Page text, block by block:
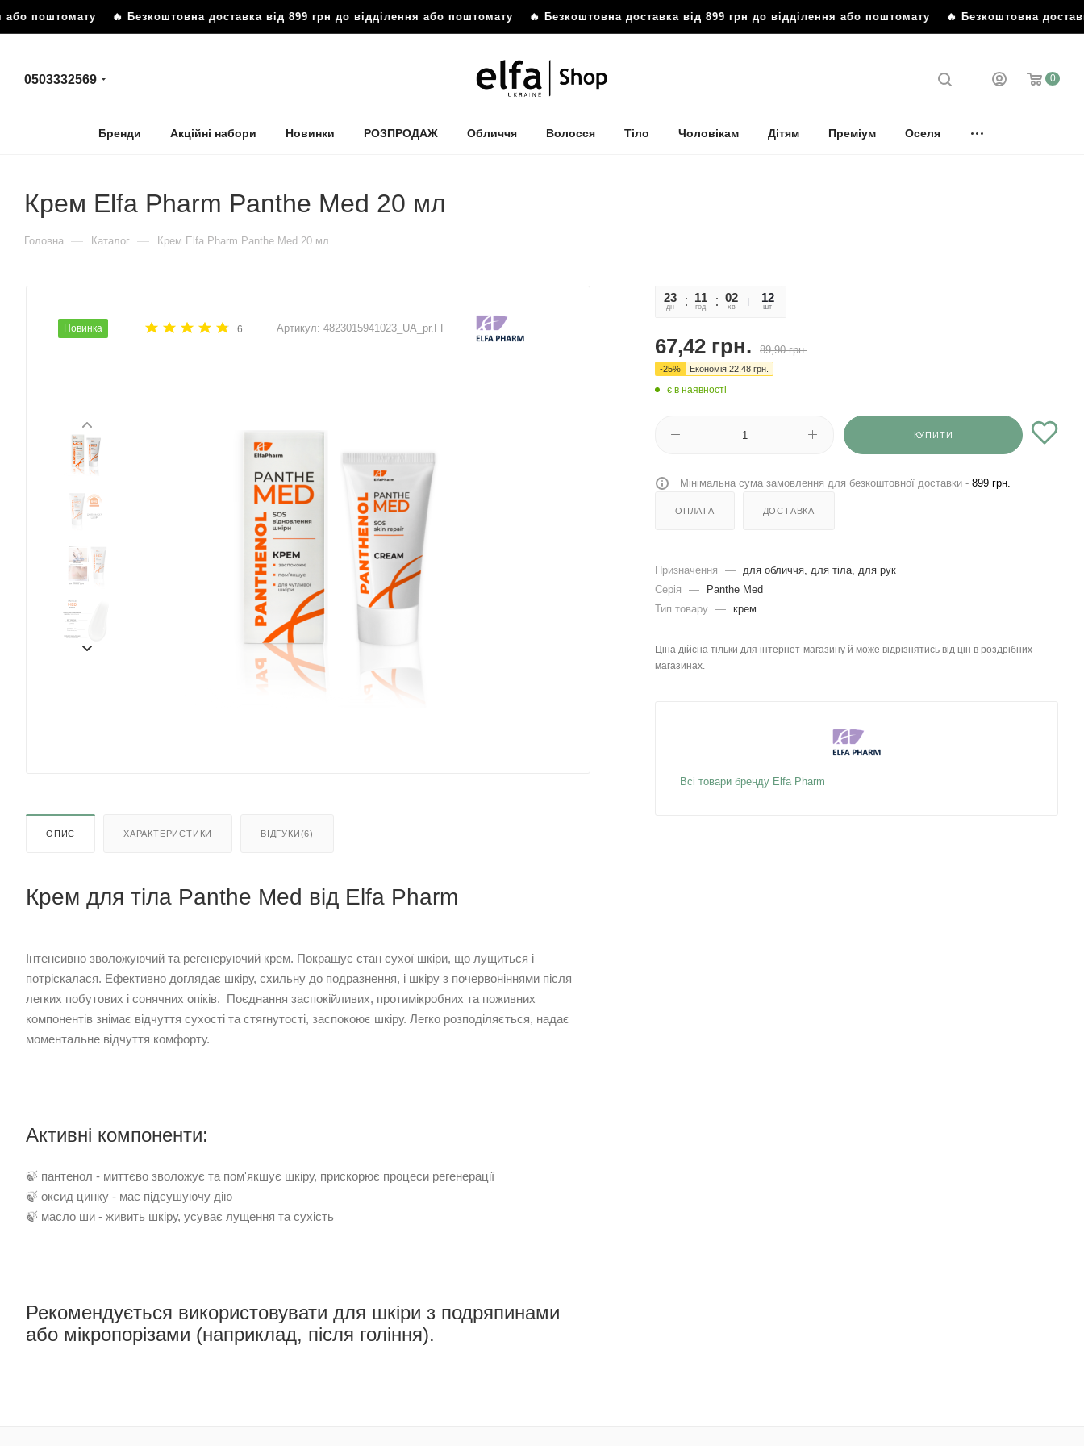
поштомату🔥 Безкоштовна доставка від 899 грн до відділення або поштомату🔥 Безкоштовна доставка від 899 грн до відділення або поштомату🔥 Безкоштовна
0503332569 0
Бренди Акційні набори Новинки РОЗПРОДАЖ Обличчя Волосся Тіло Чоловікам Дітям Преміум Оселя
Крем Elfa Pharm Panthe Med 20 мл
Головна — Каталог — Крем Elfa Pharm Panthe Med 20 мл
Новинка 6 Артикул: 4823015941023_UA_pr.FF
ОПИС ХАРАКТЕРИСТИКИ ВІДГУКИ(6)
Крем для тіла Panthe Med від Elfa Pharm
Інтенсивно зволожуючий та регенеруючий крем. Покращує стан сухої шкіри, що лущиться і
потріскалася. Ефективно доглядає шкіру, схильну до подразнення, і шкіру з почервоніннями після
легких побутових і сонячних опіків. Поєднання заспокійливих, протимікробних та поживних
компонентів знімає відчуття сухості та стягнутості, заспокоює шкіру. Легко розподіляється, надає
моментальне відчуття комфорту.
Активні компоненти:
🍃 пантенол - миттєво зволожує та пом'якшує шкіру, прискорює процеси регенерації
🍃 оксид цинку - має підсушуючу дію
🍃 масло ши - живить шкіру, усуває лущення та сухість
Рекомендується використовувати для шкіри з подряпинами
або мікропорізами (наприклад, після гоління).
23
дн
11
год
02
хв
31
сек
12
шт
67,42 грн. 89,90грн.
-25% Економія 22,48 грн.
є в наявності
КУПИТИ
Мінімальна сума замовлення для безкоштовної доставки - 899 грн.
ОПЛАТА ДОСТАВКА
Призначення —
для обличчя, для тіла, для рук
Серія
—
Panthe Med
Тип товару — крем
Ціна дійсна тільки для інтернет-магазину й може відрізнятись від цін в роздрібних
магазинах.
Всі товари бренду Elfa Pharm